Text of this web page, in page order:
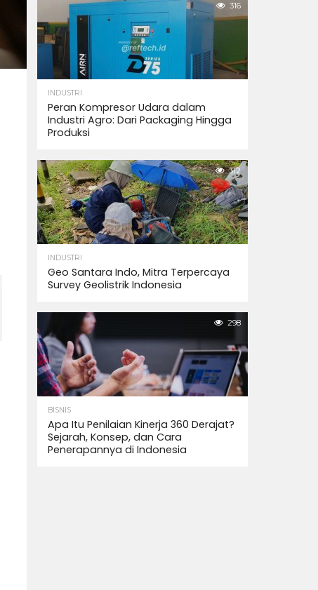
316
INDUSTRI
Peran Kompresor Udara dalam
Industri Agro: Dari Packaging Hingga
Produksi
312
INDUSTRI
Geo Santara Indo, Mitra Terpercaya
Survey Geolistrik Indonesia
298
BISNIS
Apa Itu Penilaian Kinerja 360 Derajat?
Sejarah, Konsep, dan Cara
Penerapannya di Indonesia